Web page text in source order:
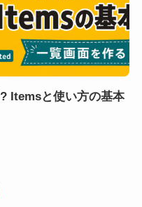
Itemsと使い方の基本